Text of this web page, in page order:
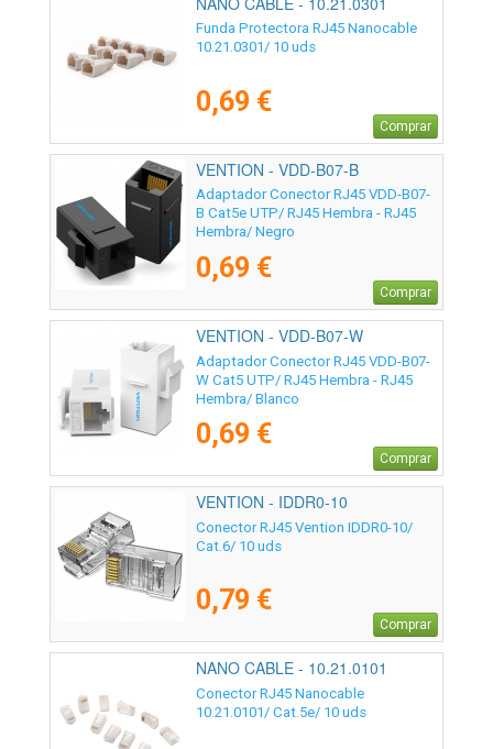
Funda Protectora RJ45 Nanocable
10.21.0301/ 10 uds
0,69 €
Comprar
VENTION - VDD-B07-B
Adaptador Conector RJ45 VDD-B07-
B Cat5e UTP/ RJ45 Hembra - RJ45
Hembra/ Negro
0,69 €
Comprar
VENTION - VDD-B07-W
Adaptador Conector RJ45 VDD-B07-
W Cat5 UTP/ RJ45 Hembra - RJ45
Hembra/ Blanco
0,69 €
Comprar
VENTION - IDDR0-10
Conector RJ45 Vention IDDR0-10/
Cat.6/ 10 uds
0,79 €
Comprar
NANO CABLE - 10.21.0101
Conector RJ45 Nanocable
10.21.0101/ Cat.5e/ 10 uds